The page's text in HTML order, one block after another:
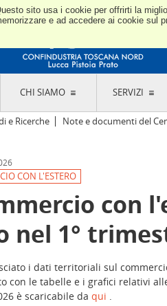
sito usa i cookie per offrirti la
e ad accedere ai cookie sul
CHI SIAMO
E DEI VALORI ASSOCIATIVI
CONTRIBUTI PUBBLICI
E IL TERRITORIO DI LUCCA,
PRATO
SERVIZI
e Ricerche Note e documenti del
CON L'ESTERO
con
nel 1°
i dati territoriali sul
con le tabelle e i grafici relativi
è scaricabile da qui .